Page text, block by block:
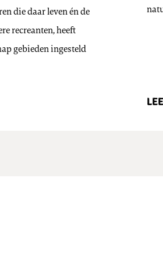
die daar leven én de
recreanten, heeft
gebieden ingesteld